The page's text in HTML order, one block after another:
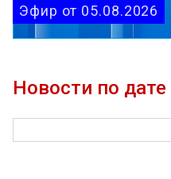
Эфир от 05.08.2026
Новости по дате